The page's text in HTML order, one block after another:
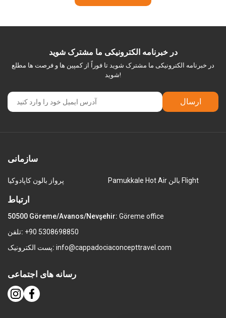
در خبرنامه الکترونیکی ما مشترک شوید
در خبرنامه الکترونیکی ما مشترک شوید تا فوراً از کمپین ها و فرصت ها مطلع
شوید!
ارسال
سازمانی
پرواز بالون کاپادوکیا Pamukkale Hot Air بالن Flight
ارتباط
50500 Göreme/Avanos/Nevşehir: Göreme office
تلفن: +90 5308698850
پست الکترونیک: info@cappadociaconcepttravel.com
رسانه های اجتماعی